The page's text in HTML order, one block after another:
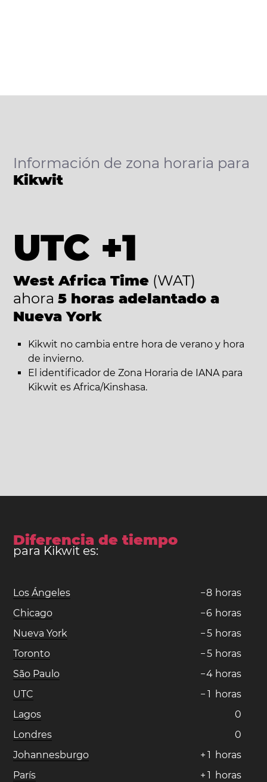
Información de zona horaria para
Kikwit
UTC +1
West Africa Time (WAT)
ahora 5 horas adelantado a
Nueva York
Kikwit no cambia entre hora de verano y hora
de invierno.
El identificador de Zona Horaria de IANA para
Kikwit es Africa/Kinshasa.
Diferencia de tiempo
para Kikwit es:
Los Ángeles −8 horas
Chicago
−6 horas
Nueva York
−5 horas
Toronto
−5 horas
São Paulo
−4 horas
UTC
− 1 horas
Lagos
0
Londres
0
Johannesburgo
+ 1 horas
París
+ 1 horas